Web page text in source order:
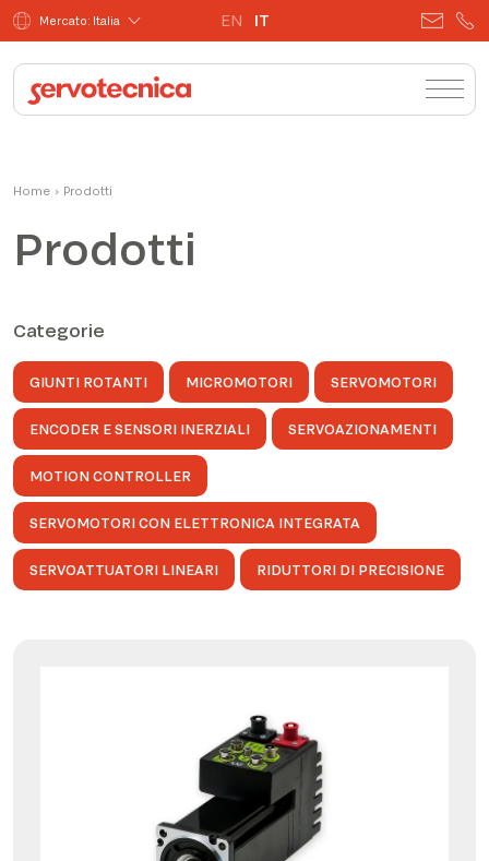
Mercato: Italia EN IT
Home › Prodotti
Prodotti
Categorie
GIUNTI ROTANTI MICROMOTORI SERVOMOTORI
ENCODER E SENSORI INERZIALI SERVOAZIONAMENTI
MOTION CONTROLLER
SERVOMOTORI CON ELETTRONICA INTEGRATA
SERVOATTUATORI LINEARI RIDUTTORI DI PRECISIONE